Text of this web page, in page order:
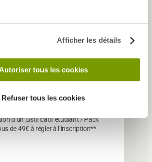
Afficher les détails
Autoriser tous les cookies
Refuser tous les cookies
TARIF ÉTUDIANT
Sansengagement
d’un justificatif étudiant / Pack
de49€ à régler à l’inscription**